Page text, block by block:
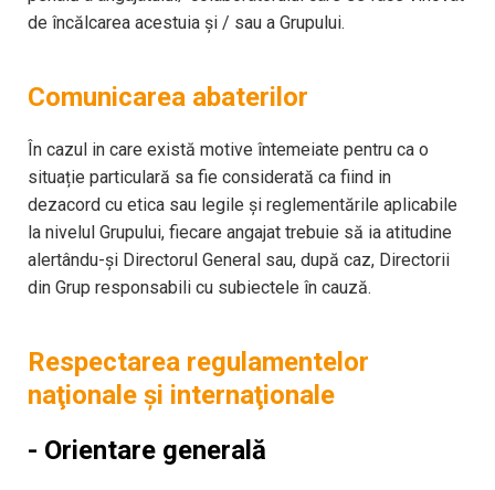
de încălcarea acestuia și / sau a Grupului.
Comunicarea abaterilor
În cazul in care există motive întemeiate pentru ca o
situație particulară sa fie considerată ca fiind in
dezacord cu etica sau legile și reglementările aplicabile
la nivelul Grupului, fiecare angajat trebuie să ia atitudine
alertându-şi Directorul General sau, după caz, Directorii
din Grup responsabili cu subiectele în cauză.
Respectarea regulamentelor
naţionale şi internaţionale
- Orientare generală